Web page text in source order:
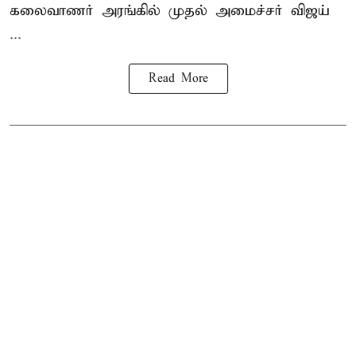
கலைவாணர் அரங்கில் முதல் அமைச்சர் விஜய்
...
Read More